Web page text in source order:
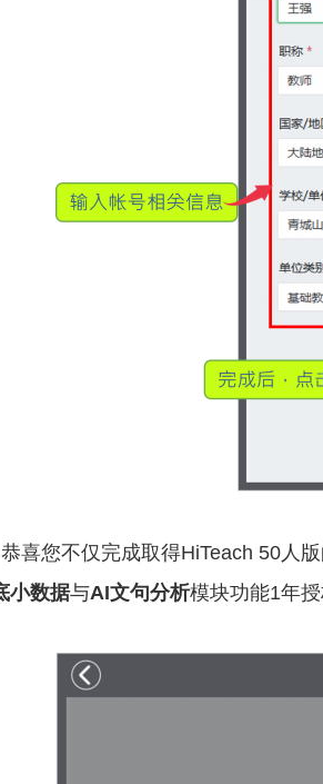
恭喜您不仅完成取得HiTeach 50人
小数据与AI文句分析模块功能1年